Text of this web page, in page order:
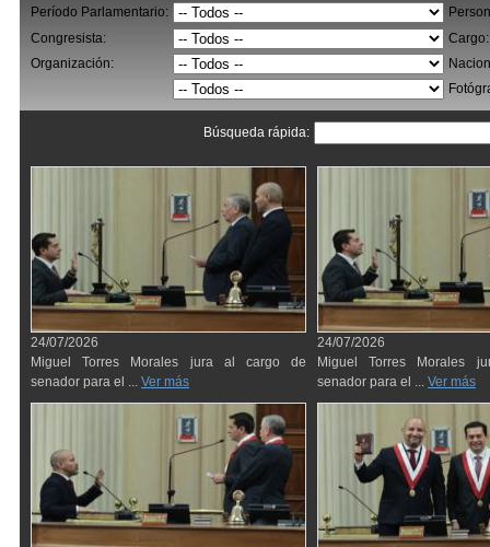
Período Parlamentario:
Congresista:
Cargo:
Organización:
Búsqueda rápida:
24/07/2026
Miguel Torres Morales jura al cargo de
senador para el ... Ver más
24/07/2026
Miguel Torres Morales
senador para el ... Ver más